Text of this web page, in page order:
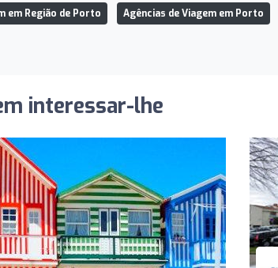
em Região de Porto Agências de Viagem em Porto
interessar-lhe